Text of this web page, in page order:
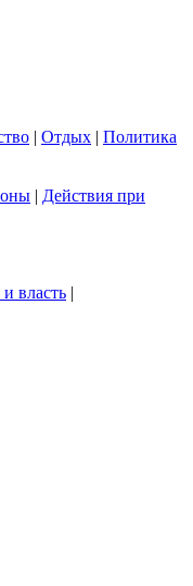
| Отдых | Политика
| Действия при
власть |